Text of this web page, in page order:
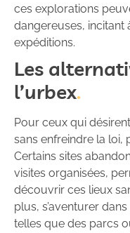
ces explorations
dangereuses, incitant
expéditions.
Les
l’urbex
Pour ceux qui
sans enfreindre la loi,
Certains sites
visites organisées,
découvrir ces lieux
plus, s’aventurer dans
telles que des parcs